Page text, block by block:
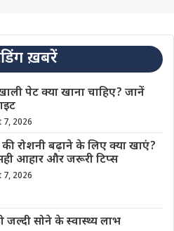
ख़बरें
पेट क्या खाना चाहिए? जानें
7, 2026
रोशनी बढ़ाने के लिए क्या खाएं?
आहार और जरूरी टिप्स
7, 2026
जल्दी सोने के स्वास्थ्य लाभ